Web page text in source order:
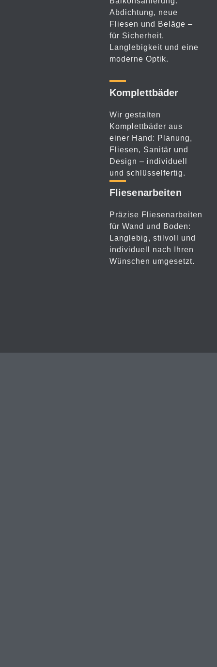
Abdichtung, neue
Fliesen und Beläge –
für Sicherheit,
Langlebigkeit und eine
moderne Optik.
Komplett­bäder
Wir gestalten
Komplettbäder aus
einer Hand: Planung,
Fliesen, Sanitär und
Design – individuell
und schlüsselfertig.
Fliesen­arbeiten
Präzise Fliesenarbeiten
für Wand und Boden:
Langlebig, stilvoll und
individuell nach Ihren
Wünschen umgesetzt.